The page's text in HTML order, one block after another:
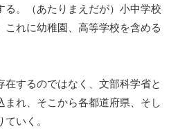
。（あたりまえだが）小中学校
れに幼稚園、高等学校を含める
するのではなく、文部科学省と
まれ、そこから各都道府県、そし
いく。